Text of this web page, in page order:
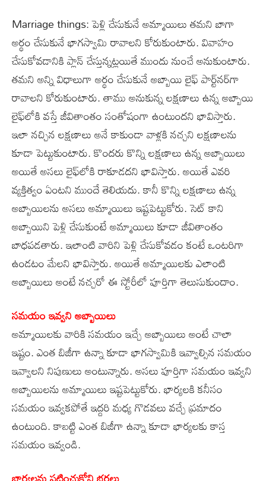
Marriage things: పెళ్లి చేసుకునే అమ్మాయిలు తమని బాగా
అర్థం చేసుకునే భాగస్వామి రావాలని కోరుకుంటారు. వివాహం
చేసుకోవడానికి ప్లాన్ చేస్తున్నట్లయితే ముందు నుంచే అనుకుంటారు.
తమని అన్ని విధాలుగా అర్థం చేసుకునే అబ్బాయి లైఫ్ పార్ట్‌నర్‌గా
రావాలని కోరుకుంటారు. తాము అనుకున్న లక్షణాలు ఉన్న అబ్బాయి
లైఫ్‌లోకి వస్తే జీవితాంతం సంతోషంగా ఉంటుందని భావిస్తారు.
ఇలా నచ్చిన లక్షణాలు అనే కాకుండా వాళ్లకి నచ్చని లక్షణాలను
కూడా పెట్టుకుంటారు. కొందరు కొన్ని లక్షణాలు ఉన్న అబ్బాయిలు
అయితే అసలు లైఫ్‌లోకి రాకూడదని భావిస్తారు. అయితే ఎవరి
వ్యక్తిత్వం ఏంటని ముందే తెలియదు. కానీ కొన్ని లక్షణాలు ఉన్న
అబ్బాయిలను అసలు అమ్మాయిలు ఇష్టపెట్టుకోరు. సెట్ కాని
అబ్బాయిని పెళ్లి చేసుకుంటే అమ్మాయిలు కూడా జీవితాంతం
బాధపడతారు. ఇలాంటి వారిని పెళ్లి చేసుకోవడం కంటే ఒంటరిగా
ఉండటం మేలని భావిస్తారు. అయితే అమ్మాయిలకు ఎలాంటి
అబ్బాయిలు అంటే నచ్చరో ఈ స్టోరీలో పూర్తిగా తెలుసుకుందాం.
సమయం ఇవ్వని అబ్బాయిలు
అమ్మాయిలకు వారికి సమయం ఇచ్చే అబ్బాయిలు అంటే చాలా
ఇష్టం. ఎంత బిజీగా ఉన్నా కూడా భాగస్వామికి ఇవ్వాల్సిన సమయం
ఇవ్వాలని నిపుణులు అంటున్నారు. అసలు పూర్తిగా సమయం ఇవ్వని
అబ్బాయిలను అమ్మాయిలు ఇష్టపెట్టుకోరు. భార్యలకి కనీసం
సమయం ఇవ్వకపోతే ఇద్దరి మధ్య గొడవలు వచ్చే ప్రమాదం
ఉంటుంది. కాబట్టి ఎంత బిజీగా ఉన్నా కూడా భార్యలకు కాస్త
సమయం ఇవ్వండి.